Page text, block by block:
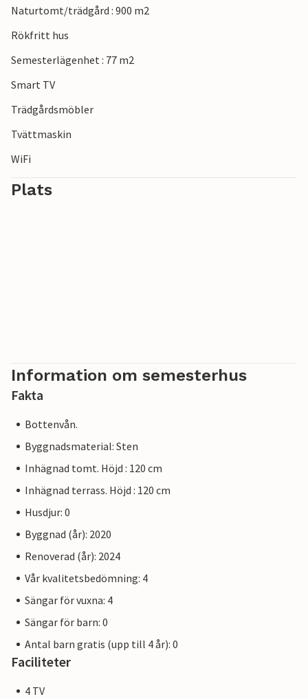
bad och solbad. Dyk i och låt dig bäras fram och tillbaka av
vågorna. För kulturella utflykter finns det dagsutflykter till
Naturtomt/trädgård : 900 m2
Rökfritt hus
Semesterlägenhet : 77 m2
Smart TV
Trädgårdsmöbler
Tvättmaskin
WiFi
Plats
Information om semesterhus
Fakta
Bottenvån.
Byggnadsmaterial: Sten
Inhägnad tomt. Höjd : 120 cm
Inhägnad terrass. Höjd : 120 cm
Husdjur: 0
Byggnad (år): 2020
Renoverad (år): 2024
Vår kvalitetsbedömning: 4
Sängar för vuxna: 4
Sängar för barn: 0
Antal barn gratis (upp till 4 år): 0
Faciliteter
4 TV